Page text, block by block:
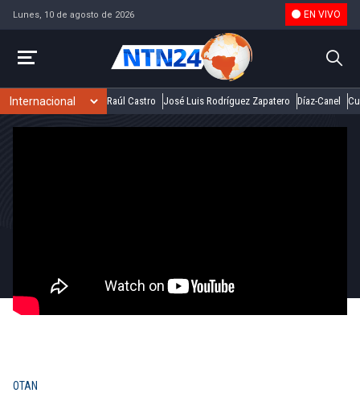
Lunes, 10 de agosto de 2026 EN VIVO
Raúl Castro José Luis Rodríguez Zapatero Díaz-Canel
OTAN